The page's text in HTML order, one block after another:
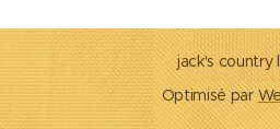
jack's country
Optimisé par